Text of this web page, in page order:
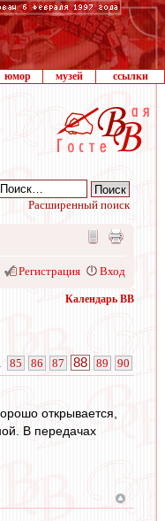
юмор музей ссылки
Расширенный поиск
Регистрация Вход
Календарь ВВ
85 86 87 88 89 90
открывается,
В передачах